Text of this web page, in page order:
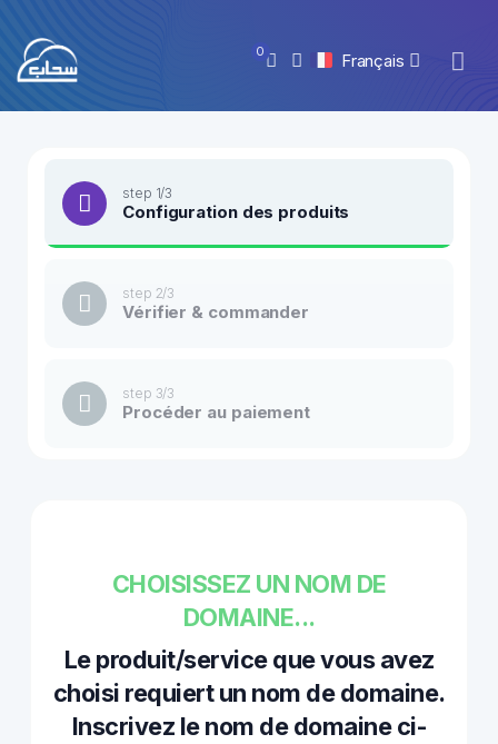
0 Français
step 1/3
Configuration des produits
step 2/3
Vérifier & commander
step 3/3
Procéder au paiement
CHOISISSEZ UN NOM DE
DOMAINE...
Le produit/service que vous avez
choisi requiert un nom de domaine.
Inscrivez le nom de domaine ci-